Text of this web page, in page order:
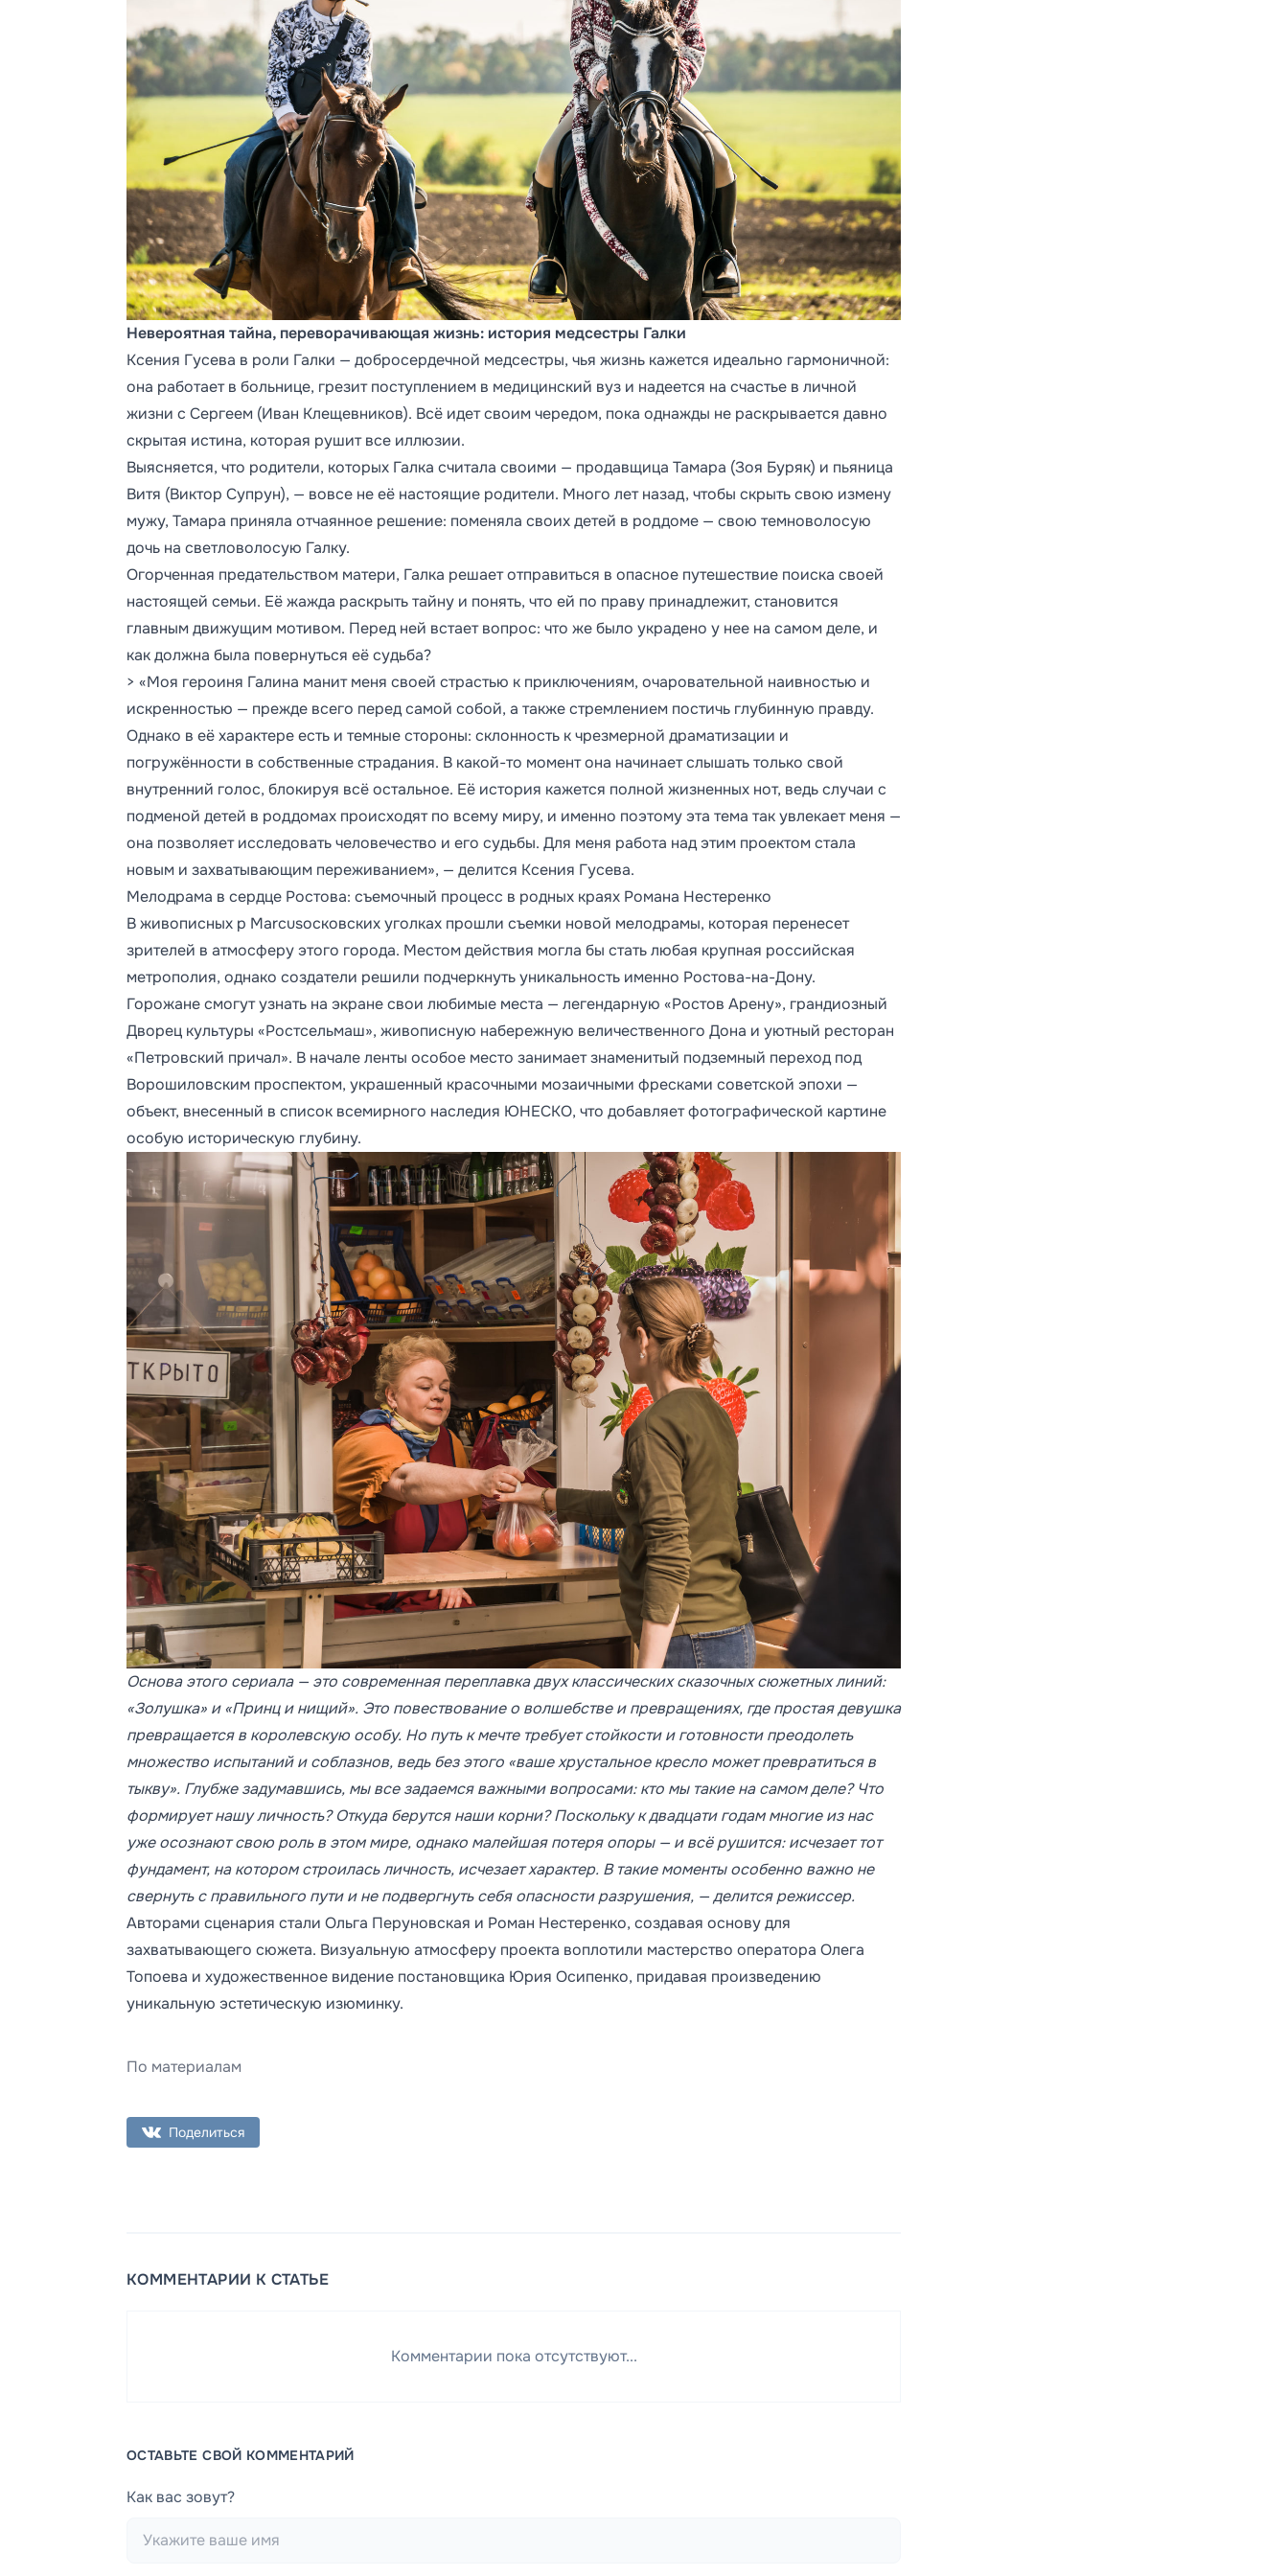
Невероятная тайна, переворачивающая жизнь: история медсестры Галки
Ксения Гусева в роли Галки — добросердечной медсестры, чья жизнь кажется идеально гармоничной:
она работает в больнице, грезит поступлением в медицинский вуз и надеется на счастье в личной
жизни с Сергеем (Иван Клещевников). Всё идет своим чередом, пока однажды не раскрывается давно
скрытая истина, которая рушит все иллюзии.
Выясняется, что родители, которых Галка считала своими — продавщица Тамара (Зоя Буряк) и пьяница
Витя (Виктор Супрун), — вовсе не её настоящие родители. Много лет назад, чтобы скрыть свою измену
мужу, Тамара приняла отчаянное решение: поменяла своих детей в роддоме — свою темноволосую
дочь на светловолосую Галку.
Огорченная предательством матери, Галка решает отправиться в опасное путешествие поиска своей
настоящей семьи. Её жажда раскрыть тайну и понять, что ей по праву принадлежит, становится
главным движущим мотивом. Перед ней встает вопрос: что же было украдено у нее на самом деле, и
как должна была повернуться её судьба?
> «Моя героиня Галина манит меня своей страстью к приключениям, очаровательной наивностью и
искренностью — прежде всего перед самой собой, а также стремлением постичь глубинную правду.
Однако в её характере есть и темные стороны: склонность к чрезмерной драматизации и
погружённости в собственные страдания. В какой-то момент она начинает слышать только свой
внутренний голос, блокируя всё остальное. Её история кажется полной жизненных нот, ведь случаи с
подменой детей в роддомах происходят по всему миру, и именно поэтому эта тема так увлекает меня —
она позволяет исследовать человечество и его судьбы. Для меня работа над этим проектом стала
новым и захватывающим переживанием», — делится Ксения Гусева.
Мелодрама в сердце Ростова: съемочный процесс в родных краях Романа Нестеренко
В живописных р Marcusосковских уголках прошли съемки новой мелодрамы, которая перенесет
зрителей в атмосферу этого города. Местом действия могла бы стать любая крупная российская
метрополия, однако создатели решили подчеркнуть уникальность именно Ростова-на-Дону.
Горожане смогут узнать на экране свои любимые места — легендарную «Ростов Арену», грандиозный
Дворец культуры «Ростсельмаш», живописную набережную величественного Дона и уютный ресторан
«Петровский причал». В начале ленты особое место занимает знаменитый подземный переход под
Ворошиловским проспектом, украшенный красочными мозаичными фресками советской эпохи —
объект, внесенный в список всемирного наследия ЮНЕСКО, что добавляет фотографической картине
особую историческую глубину.
Основа этого сериала — это современная переплавка двух классических сказочных сюжетных линий:
«Золушка» и «Принц и нищий». Это повествование о волшебстве и превращениях, где простая девушка
превращается в королевскую особу. Но путь к мечте требует стойкости и готовности преодолеть
множество испытаний и соблазнов, ведь без этого «ваше хрустальное кресло может превратиться в
тыкву». Глубже задумавшись, мы все задаемся важными вопросами: кто мы такие на самом деле? Что
формирует нашу личность? Откуда берутся наши корни? Поскольку к двадцати годам многие из нас
уже осознают свою роль в этом мире, однако малейшая потеря опоры — и всё рушится: исчезает тот
фундамент, на котором строилась личность, исчезает характер. В такие моменты особенно важно не
свернуть с правильного пути и не подвергнуть себя опасности разрушения, — делится режиссер.
Авторами сценария стали Ольга Перуновская и Роман Нестеренко, создавая основу для
захватывающего сюжета. Визуальную атмосферу проекта воплотили мастерство оператора Олега
Топоева и художественное видение постановщика Юрия Осипенко, придавая произведению
уникальную эстетическую изюминку.
По материалам
Поделиться
КОММЕНТАРИИ К СТАТЬЕ
Комментарии пока отсутствуют...
ОСТАВЬТЕ СВОЙ КОММЕНТАРИЙ
Как вас зовут?